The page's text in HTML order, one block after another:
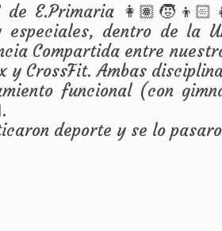
E.Primaria
dentro de la
Compartida entre
CrossFit. Ambas
funcional (con
deporte y se lo